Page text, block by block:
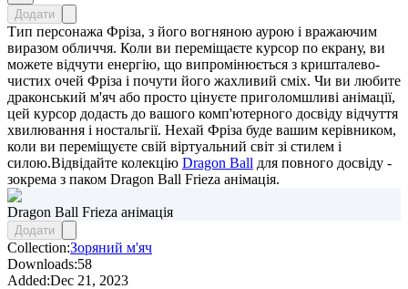
Додати
Тип персонажа Фріза, з його вогняною аурою і вражаючим
виразом обличчя. Коли ви переміщаєте курсор по екрану, ви
можете відчути енергію, що випромінюється з кришталево-
чистих очей Фріза і почути його жахливий сміх. Чи ви любите
драконський м'яч або просто цінуєте приголомшливі анімації,
цей курсор додасть до вашого комп'ютерного досвіду відчуття
хвилювання і ностальгії. Нехай Фріза буде вашим керівником,
коли ви переміщуєте свій віртуальний світ зі стилем і
силою.Відвідайте колекцію Dragon Ball для повного досвіду -
зокрема з паком Dragon Ball Frieza анімація.
Dragon Ball Frieza анімація
Додати
Collection:Зоряний м'яч
Downloads:58
Added:Dec 21, 2023